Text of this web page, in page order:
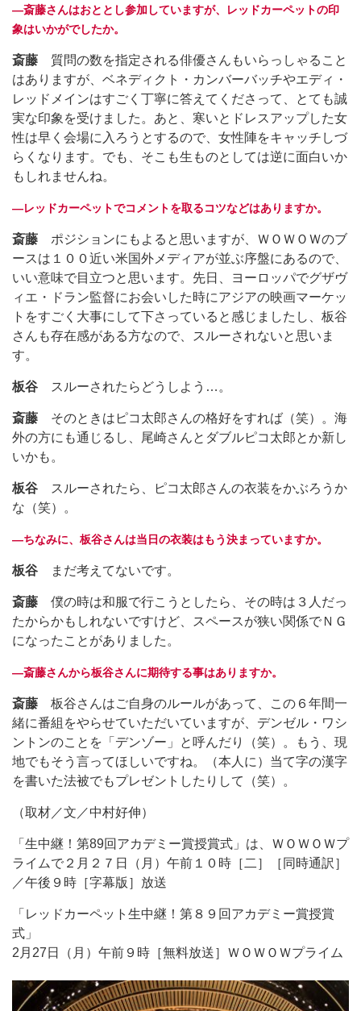
―斎藤さんはおととし参加していますが、レッドカーペットの印
象はいかがでしたか。
斎藤 質問の数を指定される俳優さんもいらっしゃること
はありますが、ベネディクト・カンバーバッチやエディ・
レッドメインはすごく丁寧に答えてくださって、とても誠
実な印象を受けました。あと、寒いとドレスアップした女
性は早く会場に入ろうとするので、女性陣をキャッチしづ
らくなります。でも、そこも生ものとしては逆に面白いか
もしれませんね。
―レッドカーペットでコメントを取るコツなどはありますか。
斎藤 ポジションにもよると思いますが、ＷＯＷＯＷのブ
ースは１００近い米国外メディアが並ぶ序盤にあるので、
いい意味で目立つと思います。先日、ヨーロッパでグザヴ
ィエ・ドラン監督にお会いした時にアジアの映画マーケッ
トをすごく大事にして下さっていると感じましたし、板谷
さんも存在感がある方なので、スルーされないと思いま
す。
板谷 スルーされたらどうしよう…。
斎藤 そのときはピコ太郎さんの格好をすれば（笑）。海
外の方にも通じるし、尾崎さんとダブルピコ太郎とか新し
いかも。
板谷 スルーされたら、ピコ太郎さんの衣装をかぶろうか
な（笑）。
―ちなみに、板谷さんは当日の衣装はもう決まっていますか。
板谷 まだ考えてないです。
斎藤 僕の時は和服で行こうとしたら、その時は３人だっ
たからかもしれないですけど、スペースが狭い関係でＮＧ
になったことがありました。
―斎藤さんから板谷さんに期待する事はありますか。
斎藤 板谷さんはご自身のルールがあって、この６年間一
緒に番組をやらせていただいていますが、デンゼル・ワシ
ントンのことを「デンゾー」と呼んだり（笑）。もう、現
地でもそう言ってほしいですね。（本人に）当て字の漢字
を書いた法被でもプレゼントしたりして（笑）。
（取材／文／中村好伸）
「生中継！第89回アカデミー賞授賞式」は、ＷＯＷＯＷプ
ライムで２月２７日（月）午前１０時［二］［同時通訳］
／午後９時［字幕版］放送
「レッドカーペット生中継！第８９回アカデミー賞授賞
式」
2月27日（月）午前９時［無料放送］ＷＯＷＯＷプライム